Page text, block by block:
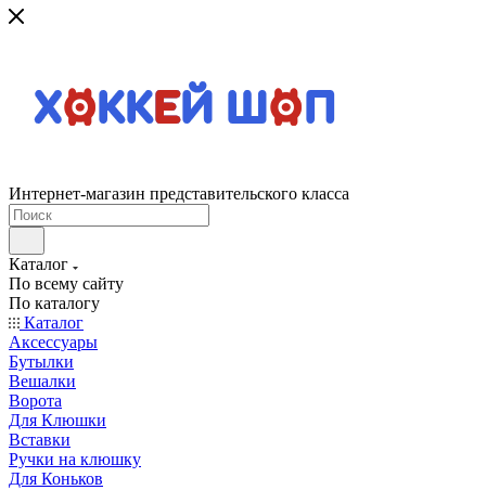
Интернет-магазин представительского класса
Каталог
По всему сайту
По каталогу
Каталог
Аксессуары
Бутылки
Вешалки
Ворота
Для Клюшки
Вставки
Ручки на клюшку
Для Коньков